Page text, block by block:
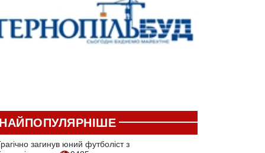
загинув юний футболіст з